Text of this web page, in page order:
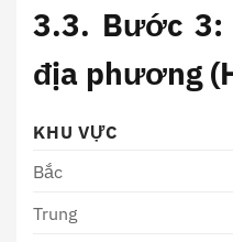
3.3. Bước 3:
địa phương
KHU VỰC
Bắc
Trung